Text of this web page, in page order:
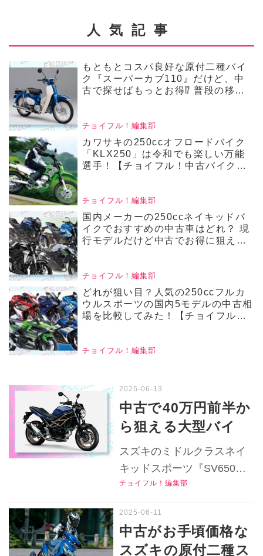
ョイフル！人気バイ
クインプレRevival
／SUZUKI
SV650（2023）】
万円台で狙えるお手ごろ価
格も魅力ですが、
『SV650』は「安い」以上
の魅力がある！
人気記事
もともとコスパ良好な原付二種バイ
ク『スーパーカブ110』だけど、中
古で探せばもっとお得⁉ 普段の移動
の中古バイク価格リサーチ／2025年
5月版】
チョイフル！編集部
カワサキの250ccオフロードバイク
「KLX250」は令和でも楽しい万能
選手！【チョイフル！中古バイク選
チョイフル！編集部
国内メーカーの250ccネイキッドバ
イクでおすすめの中古車はどれ？ 現
行モデルだけど中古でお得に狙える4
／250ccネイキッドバイク編／2025
年4月版 前編】
チョイフル！編集部
どれが狙い目？人気の250ccフルカ
ウルスポーツの国内5モデルの中古相
場を比較してみた！【チョイフル！
チョイフル！編集部
中古で40万円前半か
ら狙える大型バイ
ク・スズキ
『SV650』は扱い易
いエンジンや足つき
ユーザーにもおすす
め！【チョイフル！
スズキのミドルクラスネイ
キッドスポーツ『SV650』
の2016～2024年モデルの中
のポイントをリサーチ！
チョイフル！編集部
中古がお手頃価格な
スズキの原付二種ス